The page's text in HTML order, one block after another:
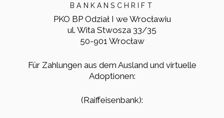
BANKANSCHRIFT
PKO BP Odział I we Wrocławiu
ul. Wita Stwosza 33/35
50-901 Wrocław
Für Zahlungen aus dem Ausland und virtuelle
Adoptionen:
(Raiffeisenbank):